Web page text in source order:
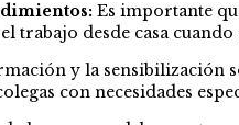
Es importante
desde casa cuando
y la sensibilización
con necesidades